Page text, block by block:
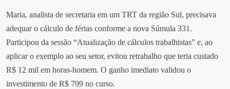
Maria, analista de secretaria em um TRT da região Sul, precisava
adequar o cálculo de férias conforme a nova Súmula 331.
Participou da sessão “Atualização de cálculos trabalhistas” e, ao
aplicar o exemplo ao seu setor, evitou retrabalho que teria custado
R$ 12 mil em horas‑homem. O ganho imediato validou o
investimento de R$ 799 no curso.